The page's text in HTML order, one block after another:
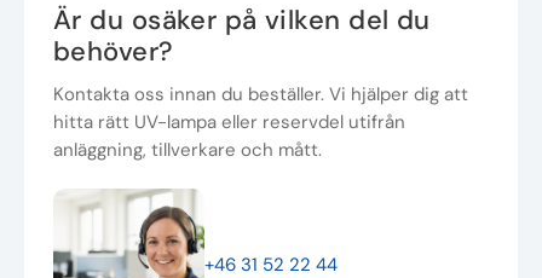
Är du osäker på vilken del du
behöver?
Kontakta oss innan du beställer. Vi hjälper dig att
hitta rätt UV-lampa eller reservdel utifrån
anläggning, tillverkare och mått.
+46 31 52 22 44